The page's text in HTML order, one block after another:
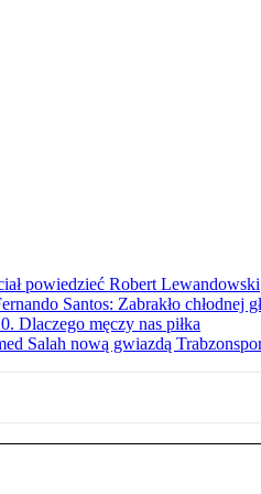
powiedzieć Robert Lewandowski
Santos: Zabrakło chłodnej
Dlaczego męczy nas piłka
Salah nową gwiazdą